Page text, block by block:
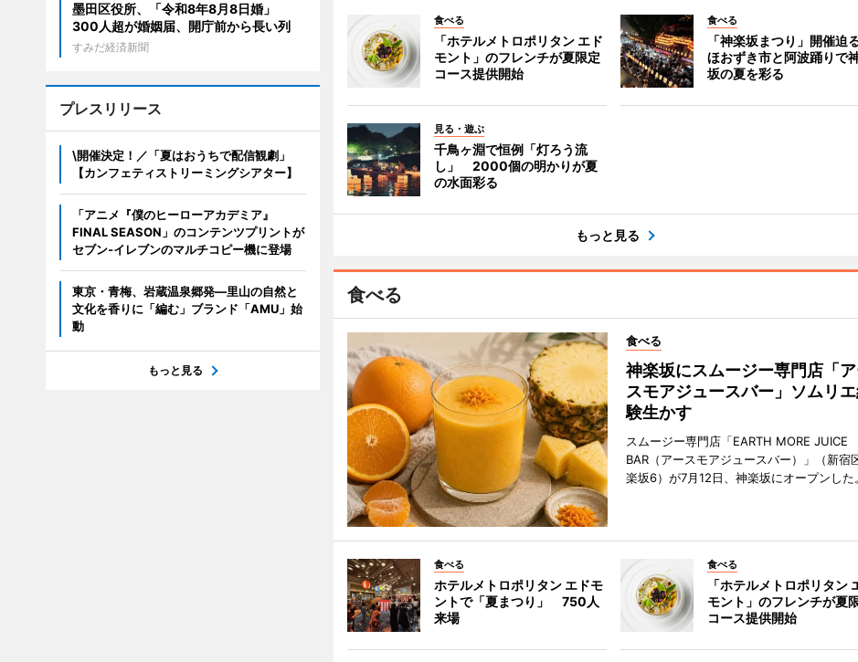
食べる
「ホテルメトロポリタン エド
モント」のフレンチが夏限定
コース提供開始
食べる
「神楽坂まつり」開催迫
ほおずき市と阿波踊りで
坂の夏を彩る
見る・遊ぶ
千鳥ヶ淵で恒例「灯ろう流
し」 2000個の明かりが夏
の水面彩る
もっと見る
食べる
食べる
神楽坂にスムージー専門店「
スモアジュースバー」ソムリ
験生かす
スムージー専門店「EARTH MORE JUICE
BAR（アースモアジュースバー）」（新宿
楽坂6）が7月12日、神楽坂にオープンした。
食べる
ホテルメトロポリタン エドモ
ントで「夏まつり」 750人
来場
食べる
「ホテルメトロポリタン
モント」のフレンチが夏
コース提供開始
墨田区役所、「令和8年8月8日婚」
300人超が婚姻届、開庁前から長い列
すみだ経済新聞
プレスリリース
\開催決定！／「夏はおうちで配信観劇」
【カンフェティストリーミングシアター】
「アニメ『僕のヒーローアカデミア』
FINAL SEASON」のコンテンツプリントが
セブン‐イレブンのマルチコピー機に登場
東京・青梅、岩蔵温泉郷発―里山の自然と
文化を香りに「編む」ブランド「AMU」始
動
もっと見る